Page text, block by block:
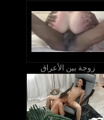
زوجة بين الأعراق